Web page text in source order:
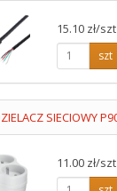
15.10 zł/szt
szt
11.00 zł/szt